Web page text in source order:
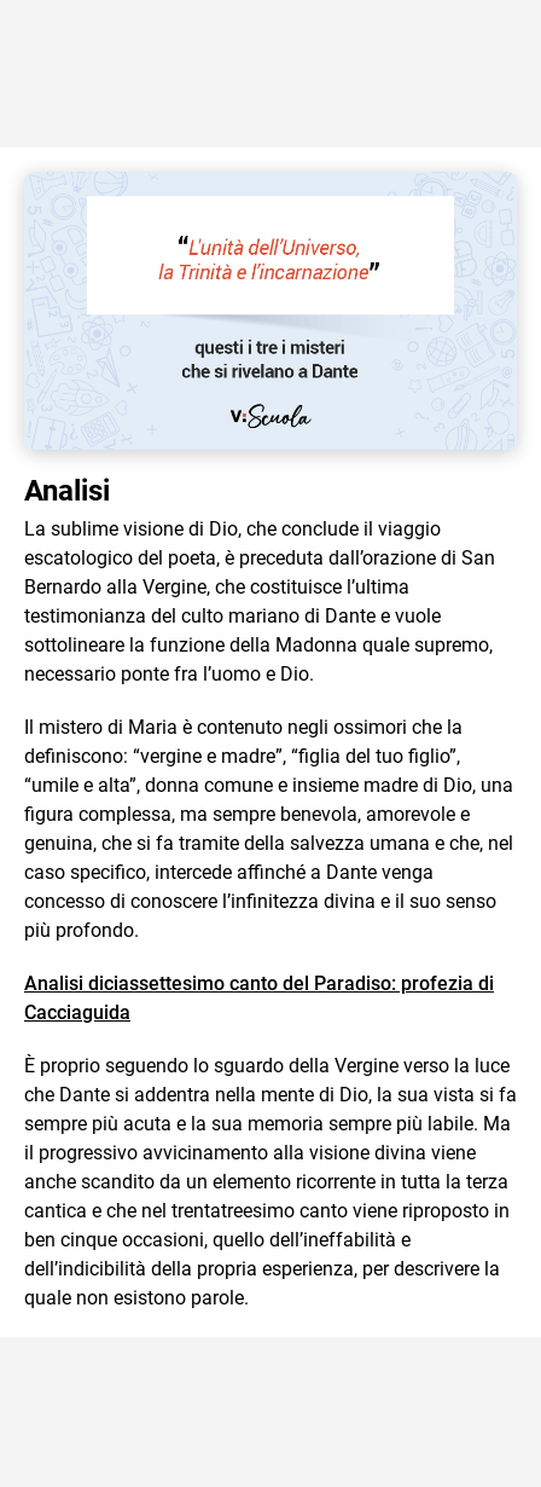
Analisi
La sublime visione di Dio, che conclude il viaggio
escatologico del poeta, è preceduta dall’orazione di San
Bernardo alla Vergine, che costituisce l’ultima
testimonianza del culto mariano di Dante e vuole
sottolineare la funzione della Madonna quale supremo,
necessario ponte fra l’uomo e Dio.
Il mistero di Maria è contenuto negli ossimori che la
definiscono: “vergine e madre”, “figlia del tuo figlio”,
“umile e alta”, donna comune e insieme madre di Dio, una
figura complessa, ma sempre benevola, amorevole e
genuina, che si fa tramite della salvezza umana e che, nel
caso specifico, intercede affinché a Dante venga
concesso di conoscere l’infinitezza divina e il suo senso
più profondo.
Analisi diciassettesimo canto del Paradiso: profezia di
Cacciaguida
È proprio seguendo lo sguardo della Vergine verso la luce
che Dante si addentra nella mente di Dio, la sua vista si fa
sempre più acuta e la sua memoria sempre più labile. Ma
il progressivo avvicinamento alla visione divina viene
anche scandito da un elemento ricorrente in tutta la terza
cantica e che nel trentatreesimo canto viene riproposto in
ben cinque occasioni, quello dell’ineffabilità e
dell’indicibilità della propria esperienza, per descrivere la
quale non esistono parole.